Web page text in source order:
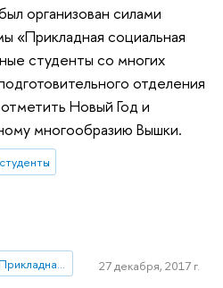
организован силами
«Прикладная социальная
студенты со многих
отделения
Новый Год и
многообразию Вышки.
студенты
27 декабря, 2017 г.